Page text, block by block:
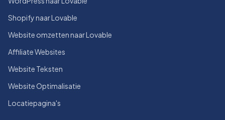
Shopify naar Lovable
Website omzetten naar Lovable
Affiliate Websites
Website Teksten
Website Optimalisatie
Locatiepagina's